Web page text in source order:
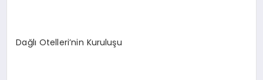
Dağlı Otelleri’nin Kuruluşu